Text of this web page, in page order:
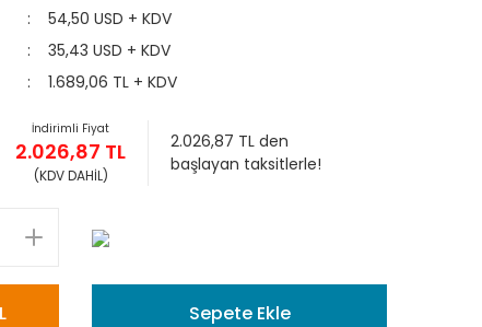
54,50 USD + KDV
35,43 USD + KDV
1.689,06 TL + KDV
İndirimli Fiyat
2.026,87 TL
(KDV DAHİL)
2.026,87 TL den
başlayan taksitlerle!
Sepete Ekle